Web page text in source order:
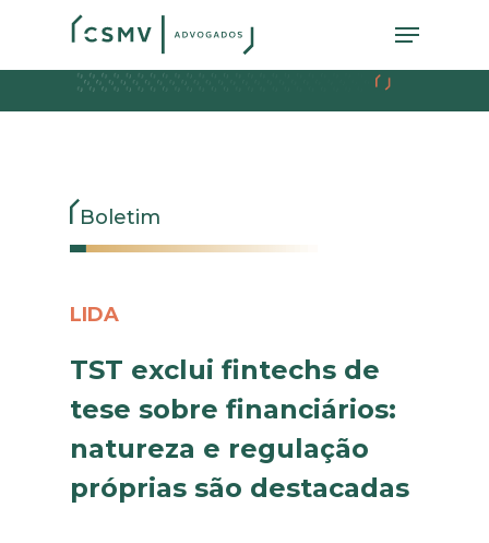
content
Menu
Boletim
LIDA
TST exclui fintechs de
tese sobre financiários:
natureza e regulação
próprias são destacadas